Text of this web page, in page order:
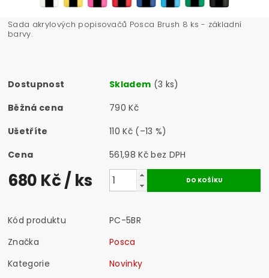
Sada akrylových popisovačů Posca Brush 8 ks - základní
barvy.
Dostupnost Skladem (3 ks)
Běžná cena
790 Kč
Ušetříte
110 Kč (–13 %)
Cena
561,98 Kč bez DPH
680 Kč/ ks
Kód produktu
PC-5BR
Značka
Posca
Kategorie
Novinky